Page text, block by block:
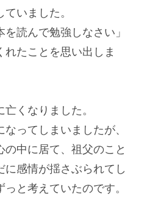
いました。
読んで勉強しなさい」
れたことを思い出しま
くなりました。
ってしまいましたが、
の中に居て、祖父のこと
に感情が揺さぶられてし
と考えていたのです。